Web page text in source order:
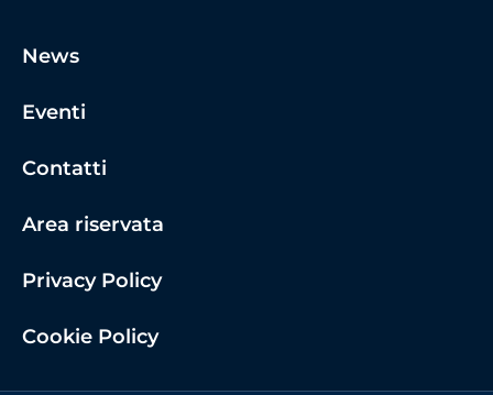
News
Eventi
Contatti
Area riservata
Privacy Policy
Cookie Policy